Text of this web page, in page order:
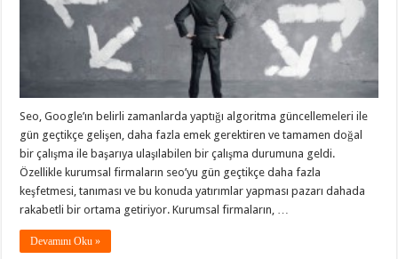
Seo, Google’ın belirli zamanlarda yaptığı algoritma güncellemeleri ile
gün geçtikçe gelişen, daha fazla emek gerektiren ve tamamen doğal
bir çalışma ile başarıya ulaşılabilen bir çalışma durumuna geldi.
Özellikle kurumsal firmaların seo’yu gün geçtikçe daha fazla
keşfetmesi, tanıması ve bu konuda yatırımlar yapması pazarı dahada
rakabetli bir ortama getiriyor. Kurumsal firmaların, …
Devamını Oku »